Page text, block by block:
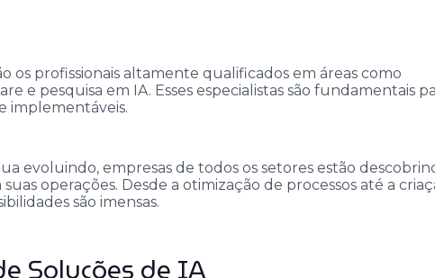
os profissionais altamente qualificados em áreas como
e pesquisa em IA. Esses especialistas são fundamentais
implementáveis.
evoluindo, empresas de todos os setores estão
operações. Desde a otimização de processos até a
são imensas.
Soluções de IA